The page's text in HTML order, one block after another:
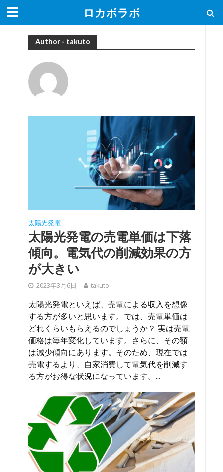
ロカボラボ
Author - takuto
太陽光発電
太陽光発電の売電単価は下落
傾向。電気代の削減効果の方
が大きい
2023年3月6日 takuto
太陽光発電といえば、売電による収入を想像
する方が多いと思います。では、売電単価は
どれくらいもらえるのでしょうか？ 実は売電
価格は毎年変化しています。さらに、その額
は減少傾向にあります。そのため、現在では
売電するより、自家消費して電気代を削減す
る方がお得な状況になっています。...